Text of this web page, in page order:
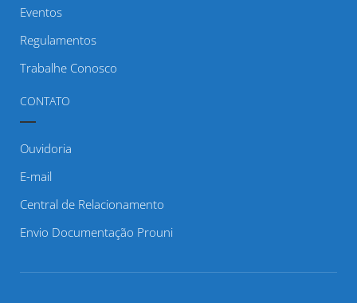
Eventos
Regulamentos
Trabalhe Conosco
CONTATO
Ouvidoria
E-mail
Central de Relacionamento
Envio Documentação Prouni